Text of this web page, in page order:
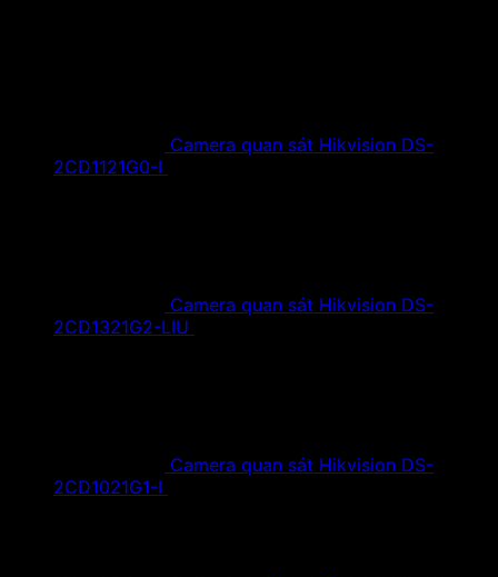
Camera quan sát Hikvision DS-
2CD1121G0-I
Camera quan sát Hikvision DS-
2CD1321G2-LIU
Camera quan sát Hikvision DS-
2CD1021G1-I